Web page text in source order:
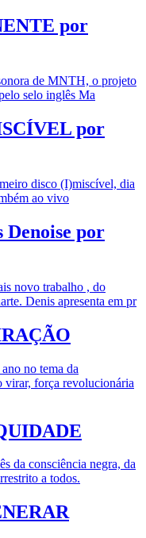
por
de MNTH, o projeto
selo inglês Ma
por
disco (I)miscível, dia
ao vivo
Denoise por
novo trabalho , do
Denis apresenta em pr
no tema da
força revolucionária
da consciência negra, da
a todos.